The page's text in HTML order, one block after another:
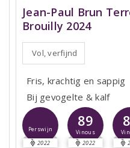
Jean-Paul Brun
Brouilly 2024
Vol, verfijnd
Fris, krachtig en sappig
Bij gevogelte & kalf
Perswijn
2022
89
Vinous
2022